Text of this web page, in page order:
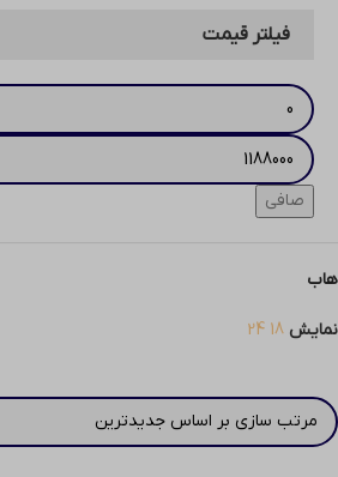
فیلتر قیمت
صافی
هاب
نمایش 18
24